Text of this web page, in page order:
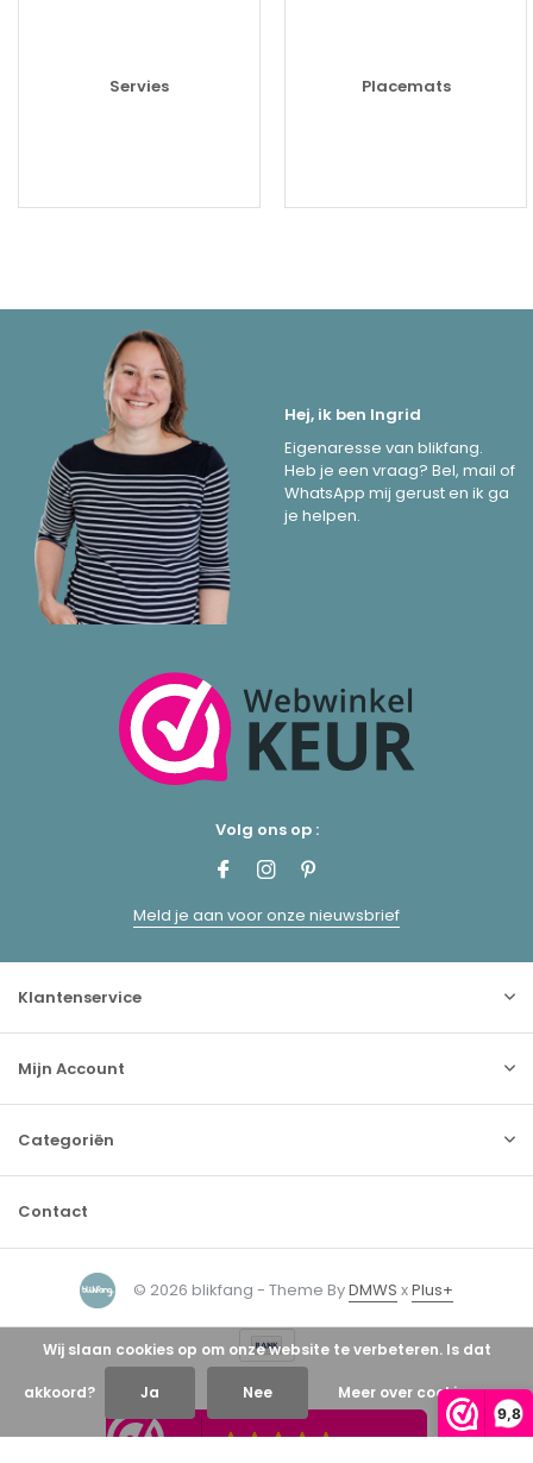
9,8
Servies Placemats
Hej, ik ben Ingrid
Eigenaresse van blikfang.
Heb je een vraag? Bel, mail of
WhatsApp mij gerust en ik ga
je helpen.
Volg ons op :
Meld je aan voor onze nieuwsbrief
Klantenservice
Mijn Account
Categoriën
Contact
© 2026 blikfang - Theme ByDMWS xPlus+
Wij slaan cookies op om onze website te verbeteren. Is dat
akkoord? Ja Nee Meer over cookies »